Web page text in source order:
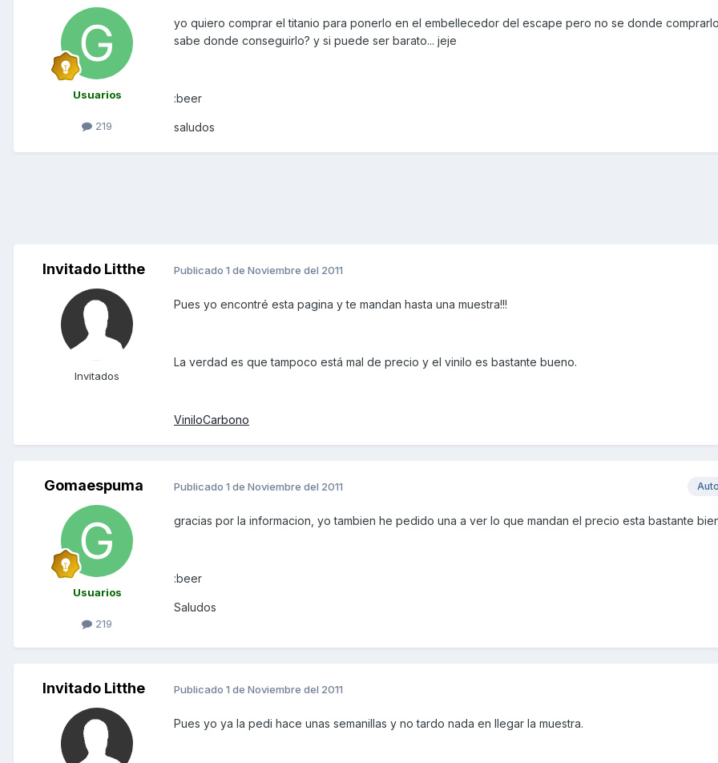
Usuarios
219
yo quiero comprar el titanio para ponerlo en el embellecedor del escape pero no se donde
sabe donde conseguirlo? y si puede ser barato... jeje
:beer
saludos
Invitado Litthe
Invitados
Publicado 1 de Noviembre del 2011
Pues yo encontré esta pagina y te mandan hasta una muestra!!!
La verdad es que tampoco está mal de precio y el vinilo es bastante bueno.
ViniloCarbono
Gomaespuma
Usuarios
219
Publicado 1 de Noviembre del 2011
gracias por la informacion, yo tambien he pedido una a ver lo que mandan el precio esta bastante
:beer
Saludos
Invitado Litthe Publicado 1 de Noviembre del 2011
Pues yo ya la pedi hace unas semanillas y no tardo nada en llegar la muestra.